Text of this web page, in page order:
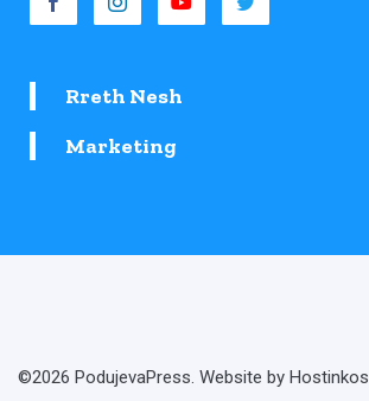
Rreth Nesh
Marketing
©2026 PodujevaPress. Website by Hostinkos.